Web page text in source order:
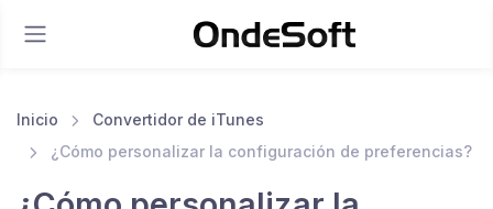
Inicio
Convertidor de iTunes
¿Cómo personalizar la configuración de preferencias?